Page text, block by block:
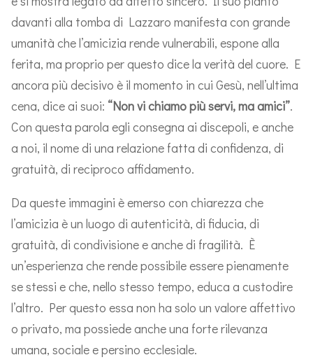
davanti alla tomba di Lazzaro manifesta con grande
umanità che l’amicizia rende vulnerabili, espone alla
ferita, ma proprio per questo dice la verità del cuore. E
ancora più decisivo è il momento in cui Gesù, nell’ultima
cena, dice ai suoi: “Non vi chiamo più servi, ma amici”.
Con questa parola egli consegna ai discepoli, e anche
a noi, il nome di una relazione fatta di confidenza, di
gratuità, di reciproco affidamento.
Da queste immagini è emerso con chiarezza che
l’amicizia è un luogo di autenticità, di fiducia, di
gratuità, di condivisione e anche di fragilità. È
un’esperienza che rende possibile essere pienamente
se stessi e che, nello stesso tempo, educa a custodire
l’altro. Per questo essa non ha solo un valore affettivo
o privato, ma possiede anche una forte rilevanza
umana, sociale e persino ecclesiale.